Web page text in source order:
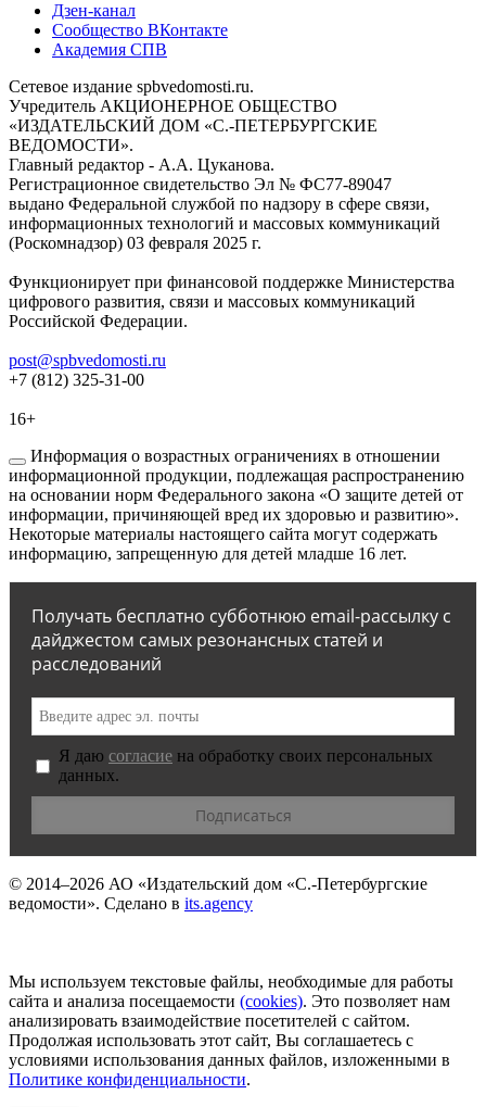
Дзен-канал
Сообщество ВКонтакте
Академия СПВ
Сетевое издание spbvedomosti.ru.
Учредитель АКЦИОНЕРНОЕ ОБЩЕСТВО
«ИЗДАТЕЛЬСКИЙ ДОМ «С.-ПЕТЕРБУРГСКИЕ
ВЕДОМОСТИ».
Главный редактор - А.А. Цуканова.
Регистрационное свидетельство Эл № ФС77-89047
выдано Федеральной службой по надзору в сфере связи,
информационных технологий и массовых коммуникаций
(Роскомнадзор) 03 февраля 2025 г.
Функционирует при финансовой поддержке Министерства
цифрового развития, связи и массовых коммуникаций
Российской Федерации.
post@spbvedomosti.ru
+7 (812) 325-31-00
16+
Информация о возрастных ограничениях в отношении
информационной продукции, подлежащая распространению
на основании норм Федерального закона «О защите детей от
информации, причиняющей вред их здоровью и развитию».
Некоторые материалы настоящего сайта могут содержать
информацию, запрещенную для детей младше 16 лет.
Получать бесплатно субботнюю email-рассылку с
дайджестом самых резонансных статей и
расследований
Я даю согласие на обработку своих персональных
данных.
© 2014–2026 АО «Издательский дом «С.-Петербургские
ведомости». Сделано в its.agency
Мы используем текстовые файлы, необходимые для работы
сайта и анализа посещаемости (сookies). Это позволяет нам
анализировать взаимодействие посетителей с сайтом.
Продолжая использовать этот сайт, Вы соглашаетесь с
условиями использования данных файлов, изложенными в
Политике конфиденциальности.